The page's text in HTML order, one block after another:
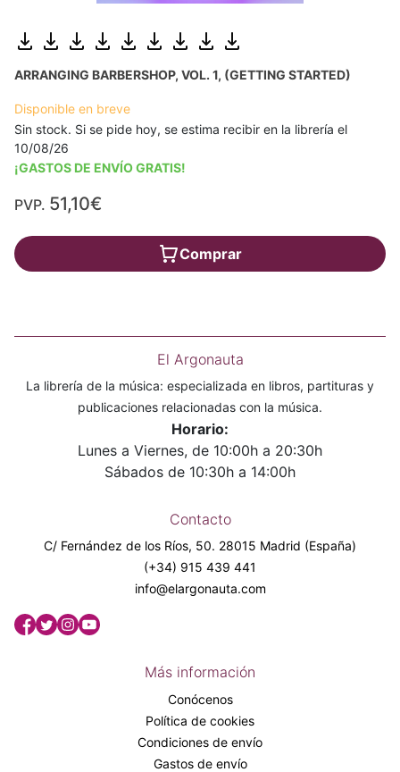
ARRANGING BARBERSHOP, VOL. 1, (GETTING STARTED)
Disponible en breve
Sin stock. Si se pide hoy, se estima recibir en la librería el
10/08/26
¡GASTOS DE ENVÍO GRATIS!
PVP. 51,10€
Comprar
El Argonauta
La librería de la música: especializada en libros, partituras y
publicaciones relacionadas con la música.
Horario:
Lunes a Viernes, de 10:00h a 20:30h
Sábados de 10:30h a 14:00h
Contacto
C/ Fernández de los Ríos, 50. 28015 Madrid (España)
(+34) 915 439 441
info@elargonauta.com
Más información
Conócenos
Política de cookies
Condiciones de envío
Gastos de envío